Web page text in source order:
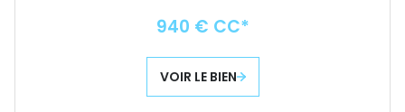
940 € CC*
VOIR LE BIEN